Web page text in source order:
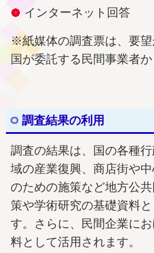
インターネット回答
※紙媒体の調査票は、要
国が委託する民間事業者か
調査結果の利用
調査の結果は、国の各種
域の産業復興、商店街や
のための施策など地方公
策や学術研究の基礎資料
す。さらに、民間企業に
料として活用されます。